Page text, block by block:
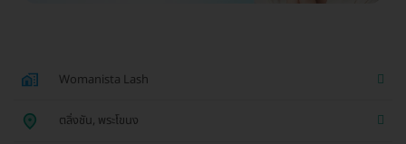
Womanista Lash
ตลิ่งชัน, พระโขนง